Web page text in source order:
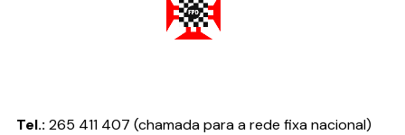
Tel.: 265 411 407 (chamada para a rede fixa nacional)